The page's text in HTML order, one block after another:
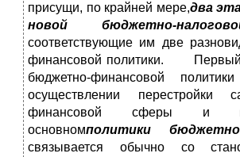
присущи, по крайней мере,два
новой бюджетно-
соответствующие им две
финансовой политики. Первый
бюджетно-финансовой
осуществлении перестройки
финансовой сферы и
основномполитики
связывается обычно со